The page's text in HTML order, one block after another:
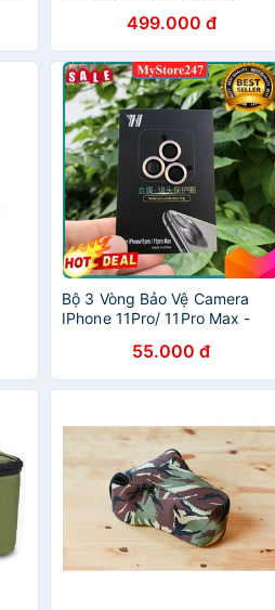
Photo - Vải 1000D CHỐNG
NƯỚC CHỐNG SỐC TỐT
499.000 đ
Bộ 3 Vòng Bảo Vệ Camera
IPhone 11Pro/ 11Pro Max -
55.000 đ